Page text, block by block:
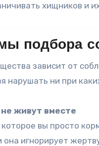
хищников и
подбора
зависит от
нарушать ни при
живут вместе
вы просто
она игнорирует